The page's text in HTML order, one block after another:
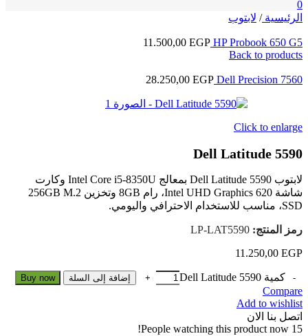
0
الرئيسية/ لابتوب
HP Probook 650 G5
11.500,00 EGP
Back to products
Dell Precision 7560
28.250,00 EGP
Click to enlarge
Dell Latitude 5590
لابتوب Dell Latitude 5590 بمعالج Intel Core i5-8350U وكارت
شاشة Intel UHD Graphics 620، رام 8GB وتخزين 256GB M.2
SSD، مناسب للاستخدام الاحترافي واليومي.
رمز المنتج: LP-LAT5590
11.250,00 EGP
كمية Dell Latitude 5590 إضافة إلى السلة Buy now
Compare
Add to wishlist
اتصل بنا الان
15
People watching this product now!